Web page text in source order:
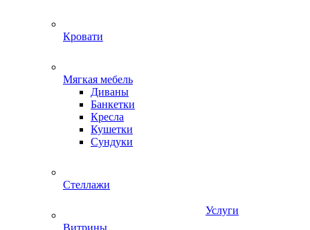
Кровати
Мягкая мебель
Диваны
Банкетки
Кресла
Кушетки
Сундуки
Стеллажи
Витрины
Услуги